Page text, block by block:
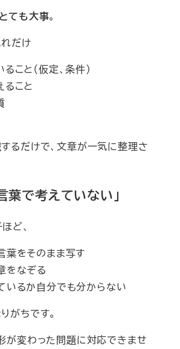
ても大事。
だけ
こと（仮定、条件）
ること
るだけで、文章が一気に整理さ
葉で考えていない」
ど、
葉をそのまま写す
をなぞる
いるか自分でも分からない
がちです。
が変わった問題に対応できませ